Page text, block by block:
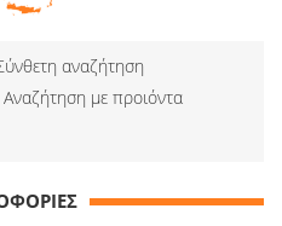
αναζήτηση
Αναζήτηση με προιόντα